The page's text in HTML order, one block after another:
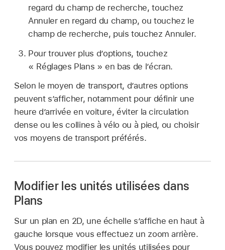
regard du champ de recherche, touchez
Annuler en regard du champ, ou touchez le
champ de recherche, puis touchez Annuler.
Pour trouver plus d’options, touchez
« Réglages Plans » en bas de l’écran.
Selon le moyen de transport, d’autres options
peuvent s’afficher, notamment pour définir une
heure d’arrivée en voiture, éviter la circulation
dense ou les collines à vélo ou à pied, ou choisir
vos moyens de transport préférés.
Modifier les unités utilisées dans
Plans
Sur un plan en 2D, une échelle s’affiche en haut à
gauche lorsque vous effectuez un zoom arrière.
Vous pouvez modifier les unités utilisées pour